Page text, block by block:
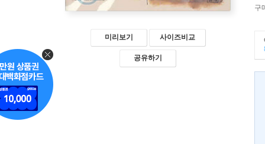
미리보기 사이즈비교
공유하기
구